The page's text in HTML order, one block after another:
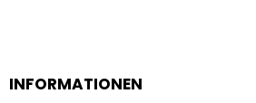
INFORMATIONEN